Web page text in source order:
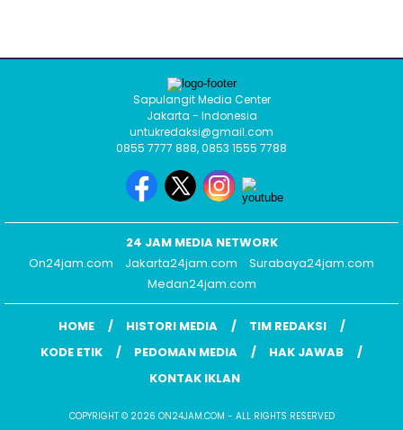
Sapulangit Media Center
Jakarta - Indonesia
untukredaksi@gmail.com
0855 7777 888, 0853 1555 7788
24 JAM MEDIA NETWORK
On24jam.com
Jakarta24jam.com
Surabaya24jam.com
Medan24jam.com
HOME HISTORI MEDIA
TIM REDAKSI
KODE ETIK
PEDOMAN MEDIA
HAK JAWAB
KONTAK IKLAN
COPYRIGHT © 2026 ON24JAM.COM - ALL RIGHTS RESERVED